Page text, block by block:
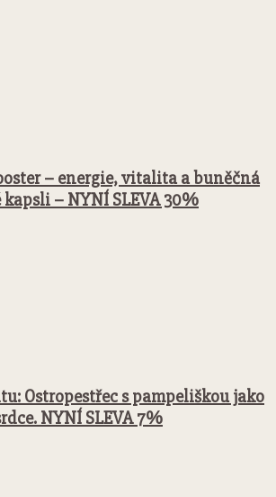
– energie, vitalita a buněčná
– NYNÍ SLEVA 30%
Ostropestřec s pampeliškou jako
NYNÍ SLEVA 7%